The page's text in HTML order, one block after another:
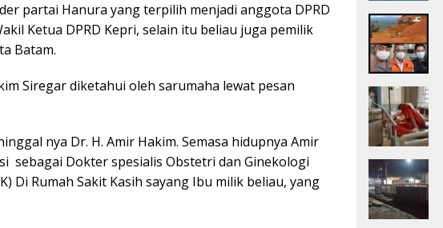
partai Hanura yang terpilih menjadi anggota DPRD
Ketua DPRD Kepri, selain itu beliau juga pemilik
Batam.
Siregar diketahui oleh sarumaha lewat pesan
nya Dr. H. Amir Hakim. Semasa hidupnya Amir
sebagai Dokter spesialis Obstetri dan Ginekologi
Di Rumah Sakit Kasih sayang Ibu milik beliau, yang